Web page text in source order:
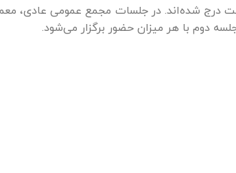
شده‌اند. در جلسات مجمع عمومی عادی،